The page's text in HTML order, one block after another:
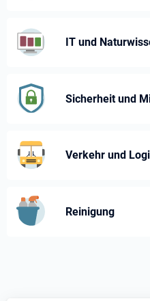
IT und
Sicherheit und
Verkehr und
Reinigung